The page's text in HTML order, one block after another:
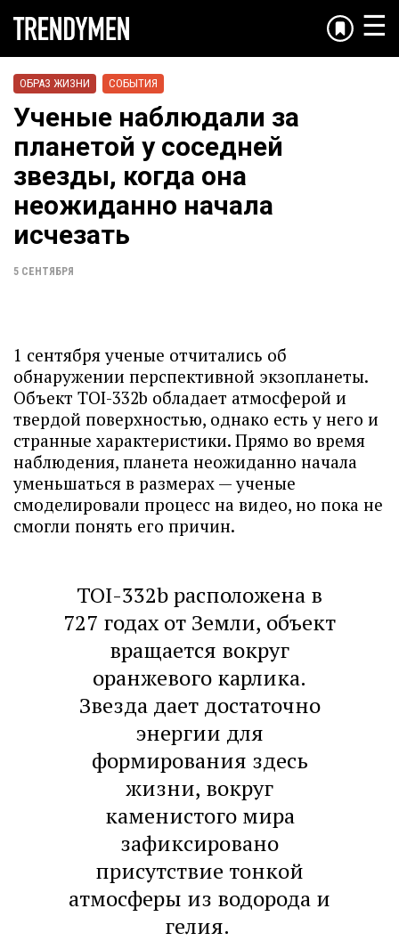
☰
ОБРАЗ ЖИЗНИ СОБЫТИЯ
Ученые наблюдали за
планетой у соседней
звезды, когда она
неожиданно начала
исчезать
5 СЕНТЯБРЯ
1 сентября ученые отчитались об
обнаружении перспективной экзопланеты.
Объект TOI-332b обладает атмосферой и
твердой поверхностью, однако есть у него и
странные характеристики. Прямо во время
наблюдения, планета неожиданно начала
уменьшаться в размерах — ученые
смоделировали процесс на видео, но пока не
смогли понять его причин.
TOI-332b расположена в
727 годах от Земли, объект
вращается вокруг
оранжевого карлика.
Звезда дает достаточно
энергии для
формирования здесь
жизни, вокруг
каменистого мира
зафиксировано
присутствие тонкой
атмосферы из водорода и
гелия.